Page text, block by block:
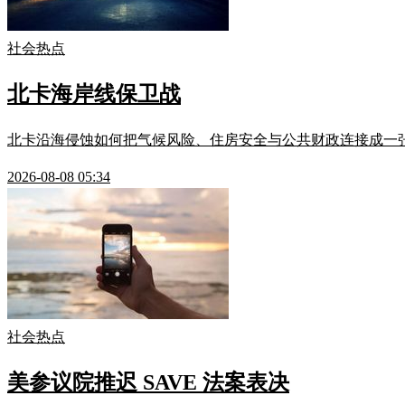
社会热点
北卡海岸线保卫战
北卡沿海侵蚀如何把气候风险、住房安全与公共财政连接成一
2026-08-08 05:34
社会热点
美参议院推迟 SAVE 法案表决